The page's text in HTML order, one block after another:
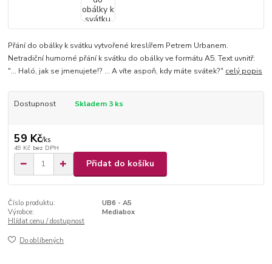
Přání do obálky k svátku vytvořené kreslířem Petrem Urbanem.
Netradiční humorné přání k svátku do obálky ve formátu A5. Text uvnitř:
"... Haló, jak se jmenujete!? ... A víte aspoň, kdy máte svátek?" celý popis
Dostupnost Skladem 3 ks
59 Kč/ks
49 Kč bez DPH
Přidat do košíku
Číslo produktu:
UB6 - A5
Výrobce:
Mediabox
Hlídat cenu / dostupnost
Do oblíbených